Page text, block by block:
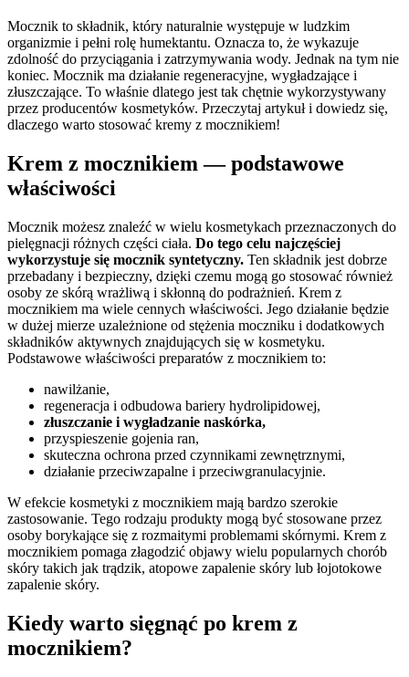
Mocznik to składnik, który naturalnie występuje w ludzkim
organizmie i pełni rolę humektantu. Oznacza to, że wykazuje
zdolność do przyciągania i zatrzymywania wody. Jednak na tym nie
koniec. Mocznik ma działanie regeneracyjne, wygładzające i
złuszczające. To właśnie dlatego jest tak chętnie wykorzystywany
przez producentów kosmetyków. Przeczytaj artykuł i dowiedz się,
dlaczego warto stosować kremy z mocznikiem!
Krem z mocznikiem — podstawowe
właściwości
Mocznik możesz znaleźć w wielu kosmetykach przeznaczonych do
pielęgnacji różnych części ciała. Do tego celu najczęściej
wykorzystuje się mocznik syntetyczny. Ten składnik jest dobrze
przebadany i bezpieczny, dzięki czemu mogą go stosować również
osoby ze skórą wrażliwą i skłonną do podrażnień. Krem z
mocznikiem ma wiele cennych właściwości. Jego działanie będzie
w dużej mierze uzależnione od stężenia moczniku i dodatkowych
składników aktywnych znajdujących się w kosmetyku.
Podstawowe właściwości preparatów z mocznikiem to:
nawilżanie,
regeneracja i odbudowa bariery hydrolipidowej,
złuszczanie i wygładzanie naskórka,
przyspieszenie gojenia ran,
skuteczna ochrona przed czynnikami zewnętrznymi,
działanie przeciwzapalne i przeciwgranulacyjnie.
W efekcie kosmetyki z mocznikiem mają bardzo szerokie
zastosowanie. Tego rodzaju produkty mogą być stosowane przez
osoby borykające się z rozmaitymi problemami skórnymi. Krem z
mocznikiem pomaga złagodzić objawy wielu popularnych chorób
skóry takich jak trądzik, atopowe zapalenie skóry lub łojotokowe
zapalenie skóry.
Kiedy warto sięgnąć po krem z
mocznikiem?